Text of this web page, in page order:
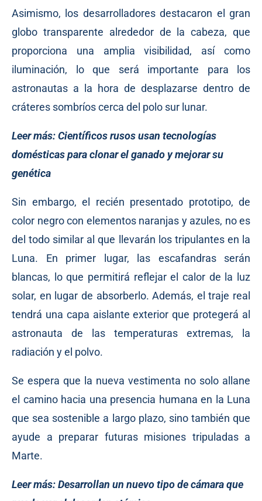
Asimismo, los desarrolladores destacaron el gran
globo transparente alrededor de la cabeza, que
proporciona una amplia visibilidad, así como
iluminación, lo que será importante para los
astronautas a la hora de desplazarse dentro de
cráteres sombríos cerca del polo sur lunar.
Leer más:Científicos rusos usan tecnologías
domésticas para clonar el ganado y mejorar su
genética
Sin embargo, el recién presentado prototipo, de
color negro con elementos naranjas y azules, no es
del todo similar al que llevarán los tripulantes en la
Luna. En primer lugar, las escafandras serán
blancas, lo que permitirá reflejar el calor de la luz
solar, en lugar de absorberlo. Además, el traje real
tendrá una capa aislante exterior que protegerá al
astronauta de las temperaturas extremas, la
radiación y el polvo.
Se espera que la nueva vestimenta no solo allane
el camino hacia una presencia humana en la Luna
que sea sostenible a largo plazo, sino también que
ayude a preparar futuras misiones tripuladas a
Marte.
Leer más:Desarrollan un nuevo tipo de cámara que